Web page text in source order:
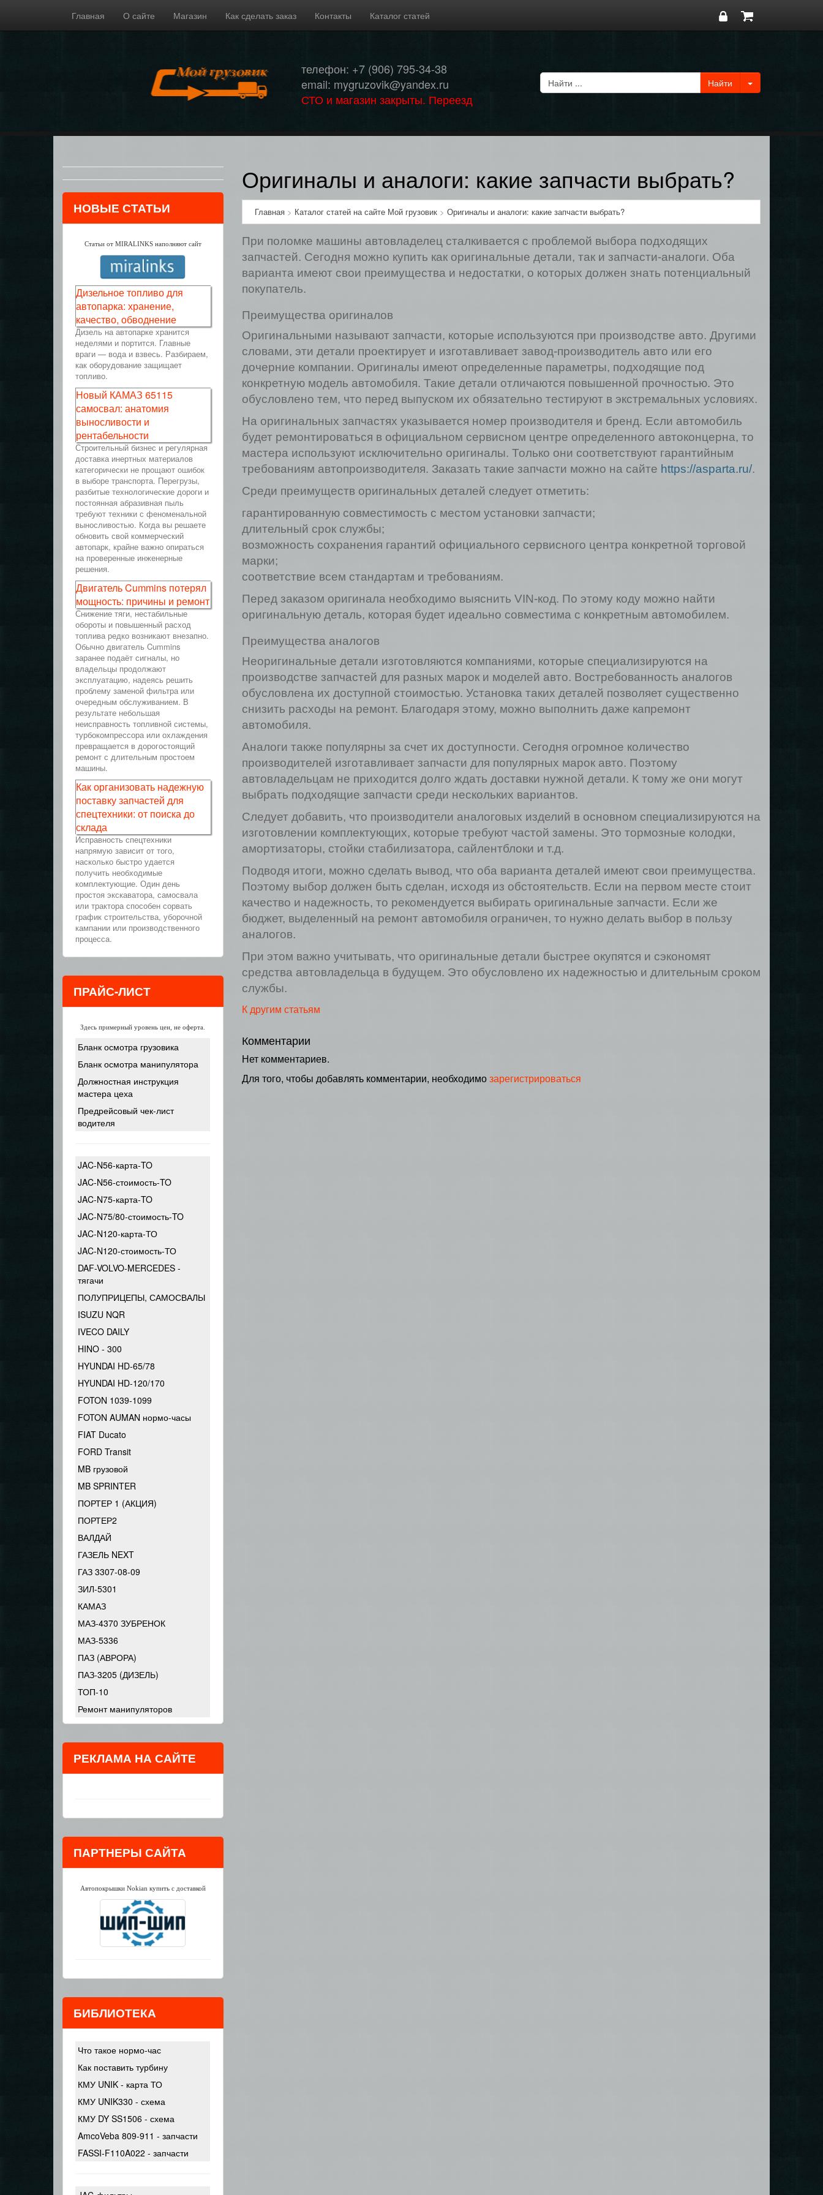
Главная О сайте Магазин Как сделать заказ Контакты Каталог статей
телефон: +7 (906) 795-34-38
email: mygruzovik@yandex.ru
СТО и магазин закрыты. Переезд
Оригиналы и аналоги: какие запчасти выбрать?
Главная> Каталог статей на сайте Мой грузовик> Оригиналы и аналоги: какие запчасти выбрать?
При поломке машины автовладелец сталкивается с проблемой выбора подходящих
запчастей. Сегодня можно купить как оригинальные детали, так и запчасти-аналоги. Оба
варианта имеют свои преимущества и недостатки, о которых должен знать потенциальный
покупатель.
Преимущества оригиналов
Оригинальными называют запчасти, которые используются при производстве авто. Другими
словами, эти детали проектирует и изготавливает завод-производитель авто или его
дочерние компании. Оригиналы имеют определенные параметры, подходящие под
конкретную модель автомобиля. Такие детали отличаются повышенной прочностью. Это
обусловлено тем, что перед выпуском их обязательно тестируют в экстремальных условиях.
На оригинальных запчастях указывается номер производителя и бренд. Если автомобиль
будет ремонтироваться в официальном сервисном центре определенного автоконцерна, то
мастера используют исключительно оригиналы. Только они соответствуют гарантийным
требованиям автопроизводителя. Заказать такие запчасти можно на сайте https://asparta.ru/.
Среди преимуществ оригинальных деталей следует отметить:
гарантированную совместимость с местом установки запчасти;
длительный срок службы;
возможность сохранения гарантий официального сервисного центра конкретной торговой
марки;
соответствие всем стандартам и требованиям.
Перед заказом оригинала необходимо выяснить VIN-код. По этому коду можно найти
оригинальную деталь, которая будет идеально совместима с конкретным автомобилем.
Преимущества аналогов
Неоригинальные детали изготовляются компаниями, которые специализируются на
производстве запчастей для разных марок и моделей авто. Востребованность аналогов
обусловлена их доступной стоимостью. Установка таких деталей позволяет существенно
снизить расходы на ремонт. Благодаря этому, можно выполнить даже капремонт
автомобиля.
Аналоги также популярны за счет их доступности. Сегодня огромное количество
производителей изготавливает запчасти для популярных марок авто. Поэтому
автовладельцам не приходится долго ждать доставки нужной детали. К тому же они могут
выбрать подходящие запчасти среди нескольких вариантов.
Следует добавить, что производители аналоговых изделий в основном специализируются на
изготовлении комплектующих, которые требуют частой замены. Это тормозные колодки,
амортизаторы, стойки стабилизатора, сайлентблоки и т.д.
Подводя итоги, можно сделать вывод, что оба варианта деталей имеют свои преимущества.
Поэтому выбор должен быть сделан, исходя из обстоятельств. Если на первом месте стоит
качество и надежность, то рекомендуется выбирать оригинальные запчасти. Если же
бюджет, выделенный на ремонт автомобиля ограничен, то нужно делать выбор в пользу
аналогов.
При этом важно учитывать, что оригинальные детали быстрее окупятся и сэкономят
средства автовладельца в будущем. Это обусловлено их надежностью и длительным сроком
службы.
К другим статьям
Комментарии
Нет комментариев.
Для того, чтобы добавлять комментарии, необходимозарегистрироваться
НОВЫЕ СТАТЬИ
Статьи от MIRALINKS наполняют сайт
Дизельное топливо для
автопарка: хранение,
качество, обводнение
Дизель на автопарке хранится
неделями и портится. Главные
враги — вода и взвесь. Разбираем,
как оборудование защищает
топливо.
Новый КАМАЗ 65115
самосвал: анатомия
выносливости и
рентабельности
Строительный бизнес и регулярная
доставка инертных материалов
категорически не прощают ошибок
в выборе транспорта. Перегрузы,
разбитые технологические дороги и
постоянная абразивная пыль
требуют техники с феноменальной
выносливостью. Когда вы решаете
обновить свой коммерческий
автопарк, крайне важно опираться
на проверенные инженерные
решения.
Двигатель Cummins потерял
мощность: причины и ремонт
Снижение тяги, нестабильные
обороты и повышенный расход
топлива редко возникают внезапно.
Обычно двигатель Cummins
заранее подаёт сигналы, но
владельцы продолжают
эксплуатацию, надеясь решить
проблему заменой фильтра или
очередным обслуживанием. В
результате небольшая
неисправность топливной системы,
турбокомпрессора или охлаждения
превращается в дорогостоящий
ремонт с длительным простоем
машины.
Как организовать надежную
поставку запчастей для
спецтехники: от поиска до
склада
Исправность спецтехники
напрямую зависит от того,
насколько быстро удается
получить необходимые
комплектующие. Один день
простоя экскаватора, самосвала
или трактора способен сорвать
график строительства, уборочной
кампании или производственного
процесса.
ПРАЙС-ЛИСТ
Здесь примерный уровень цен, не оферта.
Бланк осмотра грузовика
Бланк осмотра манипулятора
Должностная инструкция
мастера цеха
Предрейсовый чек-лист
водителя
JAC-N56-карта-TO
JAC-N56-стоимость-TO
JAC-N75-карта-TO
JAC-N75/80-стоимость-TO
JAC-N120-карта-ТО
JAC-N120-стоимость-ТО
DAF-VOLVO-MERCEDES -
тягачи
ПОЛУПРИЦЕПЫ, САМОСВАЛЫ
ISUZU NQR
IVECO DAILY
HINO - 300
HYUNDAI HD-65/78
HYUNDAI HD-120/170
FOTON 1039-1099
FOTON AUMAN нормо-часы
FIAT Ducato
FORD Transit
MB грузовой
MB SPRINTER
ПОРТЕР 1 (АКЦИЯ)
ПОРТЕР2
ВАЛДАЙ
ГАЗЕЛЬ NEXT
ГАЗ 3307-08-09
ЗИЛ-5301
КАМАЗ
МАЗ-4370 ЗУБРЕНОК
МАЗ-5336
ПАЗ (АВРОРА)
ПАЗ-3205 (ДИЗЕЛЬ)
ТОП-10
Ремонт манипуляторов
РЕКЛАМА НА САЙТЕ
ПАРТНЕРЫ САЙТА
Автопокрышки Nokian купить с доставкой
БИБЛИОТЕКА
Что такое нормо-час
Как поставить турбину
КМУ UNIK - карта ТО
КМУ UNIK330 - схема
КМУ DY SS1506 - схема
AmcoVeba 809-911 - запчасти
FASSI-F110A022 - запчасти